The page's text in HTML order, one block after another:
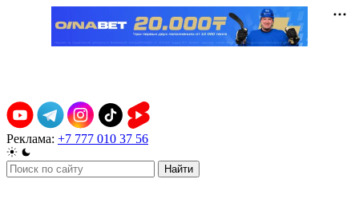
Реклама: +7 777 010 37 56
Найти